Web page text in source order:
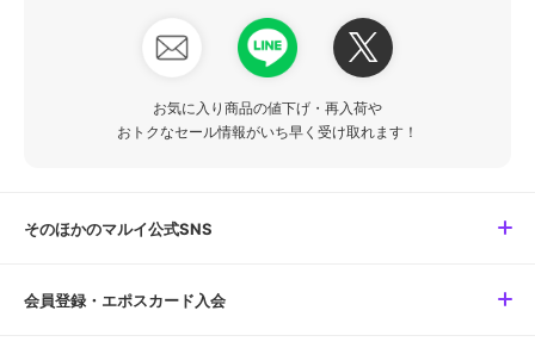
お気に入り商品の値下げ・再入荷や
おトクなセール情報がいち早く受け取れます！
そのほかのマルイ公式SNS
会員登録・エポスカード入会